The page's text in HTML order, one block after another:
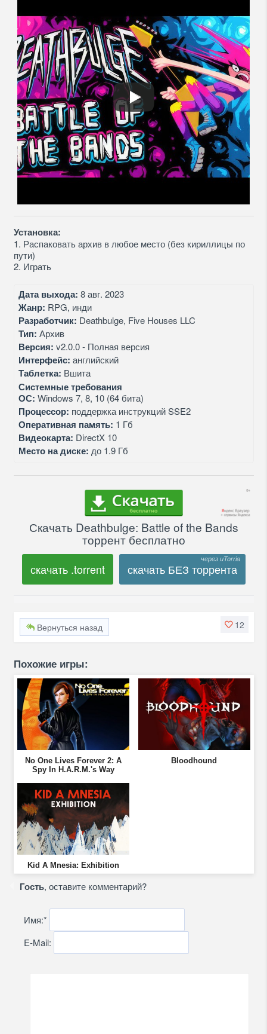
Установка:
1. Распаковать архив в любое место (без кириллицы по
пути)
2. Играть
Дата выхода: 8 авг. 2023
Жанр: RPG, инди
Разработчик: Deathbulge, Five Houses LLC
Тип: Архив
Версия: v2.0.0 - Полная версия
Интерфейс: английский
Таблетка: Вшита
Системные требования
ОС: Windows 7, 8, 10 (64 бита)
Процессор: поддержка инструкций SSE2
Оперативная память: 1 Гб
Видеокарта: DirectX 10
Место на диске: до 1.9 Гб
Скачать Deathbulge: Battle of the Bands
торрент бесплатно
скачать .torrent скачать БЕЗ торрента
12
Вернуться назад
Похожие игры:
No One Lives Forever 2: A
Spy In H.A.R.M.'s Way
Bloodhound
Kid A Mnesia: Exhibition
Гость, оставите комментарий?
Имя:*
E-Mail: